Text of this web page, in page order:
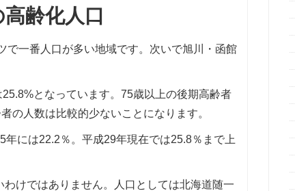
齢化人口
一番人口が多い地域です。次いで旭川・函館
となっています。75歳以上の後期高齢者
の人数は比較的少ないことになります。
には22.2％。平成29年現在では25.8％まで上
けではありません。人口としては北海道随一